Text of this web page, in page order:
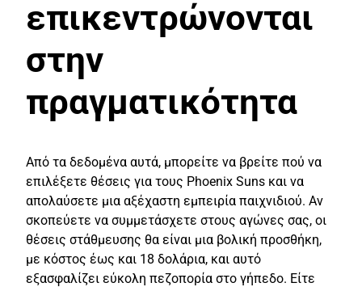
επικεντρώνονται
στην
πραγματικότητα
Από τα δεδομένα αυτά, μπορείτε να βρείτε πού να
επιλέξετε θέσεις για τους Phoenix Suns και να
απολαύσετε μια αξέχαστη εμπειρία παιχνιδιού. Αν
σκοπεύετε να συμμετάσχετε στους αγώνες σας, οι
θέσεις στάθμευσης θα είναι μια βολική προσθήκη,
με κόστος έως και 18 δολάρια, και αυτό
εξασφαλίζει εύκολη πεζοπορία στο γήπεδο. Είτε